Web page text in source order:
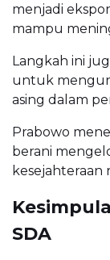
menjadi
mampu
Langkah ini
untuk
asing dalam
Prabowo
berani
kesejahteraan
SDA